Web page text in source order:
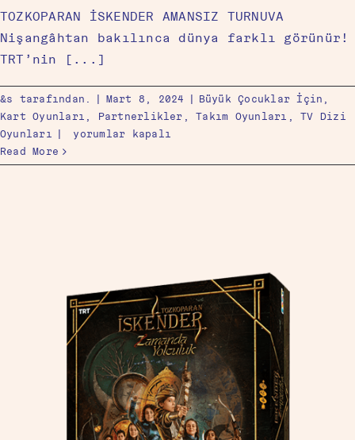
TOZKOPARAN İSKENDER AMANSIZ TURNUVA
Nişangâhtan bakılınca dünya farklı görünür!
TRT’nin [...]
&s tarafından. | Mart 8, 2024 | Büyük Çocuklar İçin ,
Kart Oyunları , Partnerlikler ,Takım Oyunları ,TV Dizi
Oyunları |
yorumlar kapalı
Read More